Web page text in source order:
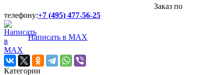
Заказ по
телефону:+7 (495) 477-56-25
Написать в MAX
Категории